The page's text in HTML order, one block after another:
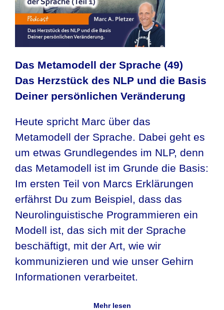
Das Metamodell der Sprache (49)
Das Herzstück des NLP und die Basis
Deiner persönlichen Veränderung
Heute spricht Marc über das
Metamodell der Sprache. Dabei geht es
um etwas Grundlegendes im NLP, denn
das Metamodell ist im Grunde die Basis:
Im ersten Teil von Marcs Erklärungen
erfährst Du zum Beispiel, dass das
Neurolinguistische Programmieren ein
Modell ist, das sich mit der Sprache
beschäftigt, mit der Art, wie wir
kommunizieren und wie unser Gehirn
Informationen verarbeitet.
Mehr lesen